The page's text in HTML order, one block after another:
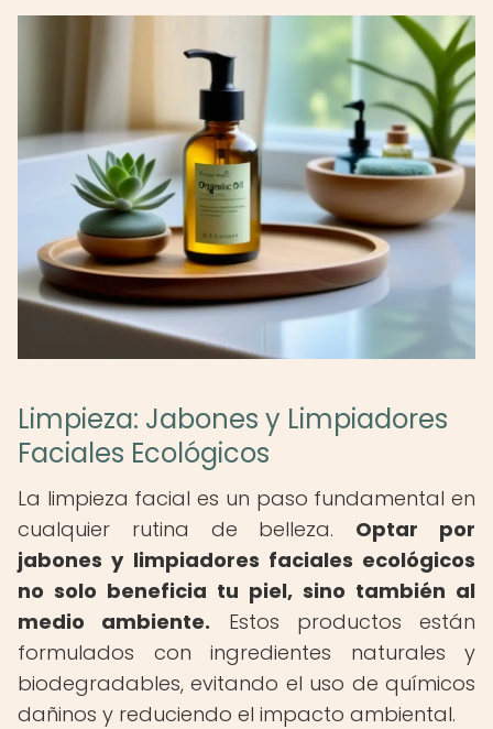
Limpieza: Jabones y Limpiadores
Faciales Ecológicos
La limpieza facial es un paso fundamental en
cualquier rutina de belleza. Optar por
jabones y limpiadores faciales ecológicos
no solo beneficia tu piel, sino también al
medio ambiente. Estos productos están
formulados con ingredientes naturales y
biodegradables, evitando el uso de químicos
dañinos y reduciendo el impacto ambiental.